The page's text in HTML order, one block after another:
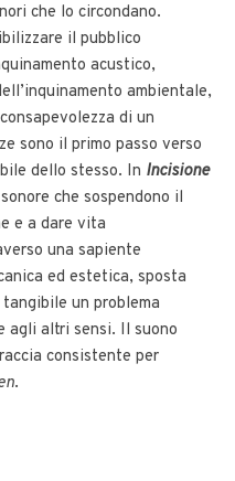
che lo circondano.
il pubblico
acustico,
ambientale,
di un
sono il primo passo verso
dello stesso. In Incisione
che sospendono il
e a dare vita
una sapiente
ed estetica, sposta
un problema
altri sensi. Il suono
consistente per
.